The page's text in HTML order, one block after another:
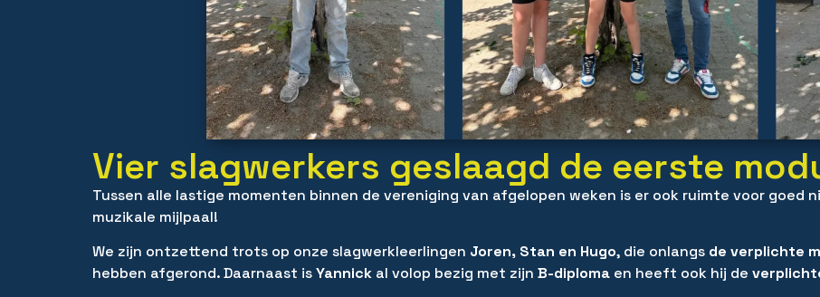
Vier slagwerkers geslaagd de eerste
Tussen alle lastige momenten binnen de vereniging van afgelopen weken is er ook ruimte voor goed
muzikale mijlpaal!
We zijn ontzettend trots op onze slagwerkleerlingen Joren, Stan en Hugo, die onlangs de verplichte
hebben afgerond. Daarnaast isYannick al volop bezig met zijn B-diploma en heeft ook hij de